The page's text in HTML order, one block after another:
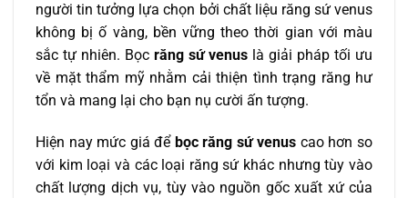
người tin tưởng lựa chọn bởi chất liệu răng sứ venus
không bị ố vàng, bền vững theo thời gian với màu
sắc tự nhiên. Bọc răng sứ venus là giải pháp tối ưu
về mặt thẩm mỹ nhằm cải thiện tình trạng răng hư
tổn và mang lại cho bạn nụ cười ấn tượng.
Hiện nay mức giá để bọc răng sứ venus cao hơn so
với kim loại và các loại răng sứ khác nhưng tùy vào
chất lượng dịch vụ, tùy vào nguồn gốc xuất xứ của